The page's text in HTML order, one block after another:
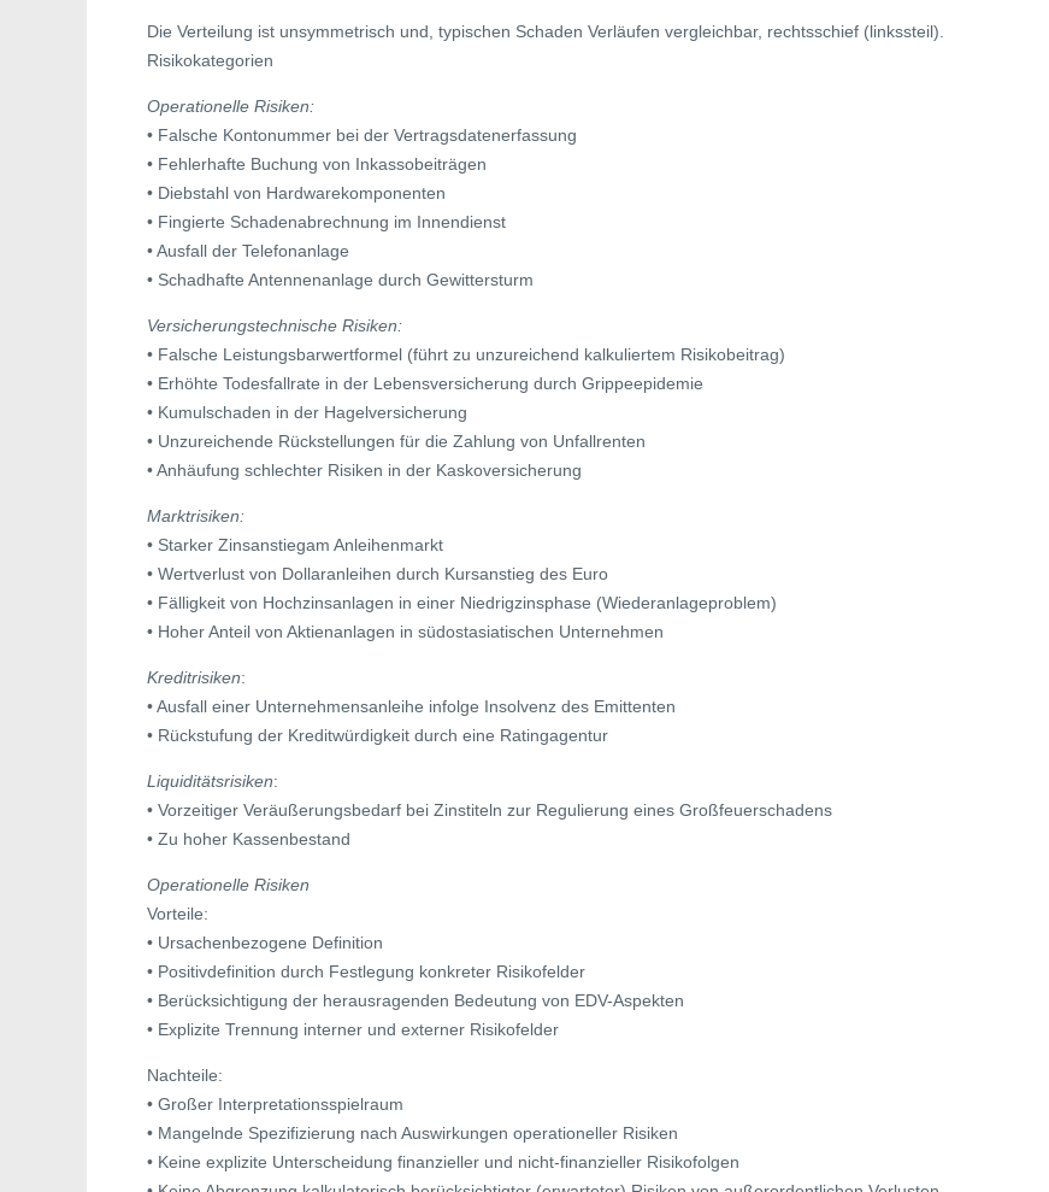
Die Verteilung ist unsymmetrisch und, typischen Schaden Verläufen vergleichbar, rechtsschief (linkssteil).
Risikokategorien
Operationelle Risiken:
• Falsche Kontonummer bei der Vertragsdatenerfassung
• Fehlerhafte Buchung von Inkassobeiträgen
• Diebstahl von Hardwarekomponenten
• Fingierte Schadenabrechnung im Innendienst
• Ausfall der Telefonanlage
• Schadhafte Antennenanlage durch Gewittersturm
Versicherungstechnische Risiken:
• Falsche Leistungsbarwertformel (führt zu unzureichend kalkuliertem Risikobeitrag)
• Erhöhte Todesfallrate in der Lebensversicherung durch Grippeepidemie
• Kumulschaden in der Hagelversicherung
• Unzureichende Rückstellungen für die Zahlung von Unfallrenten
• Anhäufung schlechter Risiken in der Kaskoversicherung
Marktrisiken:
• Starker Zinsanstiegam Anleihenmarkt
• Wertverlust von Dollaranleihen durch Kursanstieg des Euro
• Fälligkeit von Hochzinsanlagen in einer Niedrigzinsphase (Wiederanlageproblem)
• Hoher Anteil von Aktienanlagen in südostasiatischen Unternehmen
Kreditrisiken:
• Ausfall einer Unternehmensanleihe infolge Insolvenz des Emittenten
• Rückstufung der Kreditwürdigkeit durch eine Ratingagentur
Liquiditätsrisiken:
• Vorzeitiger Veräußerungsbedarf bei Zinstiteln zur Regulierung eines Großfeuerschadens
• Zu hoher Kassenbestand
Operationelle Risiken
Vorteile:
• Ursachenbezogene Definition
• Positivdefinition durch Festlegung konkreter Risikofelder
• Berücksichtigung der herausragenden Bedeutung von EDV-Aspekten
• Explizite Trennung interner und externer Risikofelder
Nachteile:
• Großer Interpretationsspielraum
• Mangelnde Spezifizierung nach Auswirkungen operationeller Risiken
• Keine explizite Unterscheidung finanzieller und nicht-finanzieller Risikofolgen